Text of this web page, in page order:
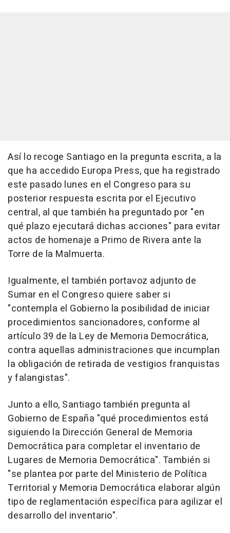
Así lo recoge Santiago en la pregunta escrita, a la
que ha accedido Europa Press, que ha registrado
este pasado lunes en el Congreso para su
posterior respuesta escrita por el Ejecutivo
central, al que también ha preguntado por "en
qué plazo ejecutará dichas acciones" para evitar
actos de homenaje a Primo de Rivera ante la
Torre de la Malmuerta.
Igualmente, el también portavoz adjunto de
Sumar en el Congreso quiere saber si
"contempla el Gobierno la posibilidad de iniciar
procedimientos sancionadores, conforme al
artículo 39 de la Ley de Memoria Democrática,
contra aquellas administraciones que incumplan
la obligación de retirada de vestigios franquistas
y falangistas".
Junto a ello, Santiago también pregunta al
Gobierno de España "qué procedimientos está
siguiendo la Dirección General de Memoria
Democrática para completar el inventario de
Lugares de Memoria Democrática". También si
"se plantea por parte del Ministerio de Política
Territorial y Memoria Democrática elaborar algún
tipo de reglamentación específica para agilizar el
desarrollo del inventario".